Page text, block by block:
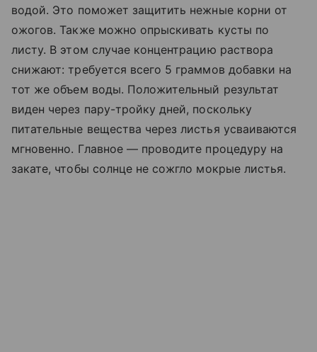
водой. Это поможет защитить нежные корни от
ожогов. Также можно опрыскивать кусты по
листу. В этом случае концентрацию раствора
снижают: требуется всего 5 граммов добавки на
тот же объем воды. Положительный результат
виден через пару-тройку дней, поскольку
питательные вещества через листья усваиваются
мгновенно. Главное — проводите процедуру на
закате, чтобы солнце не сожгло мокрые листья.